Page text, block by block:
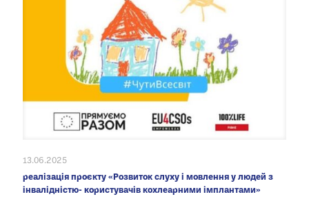
13.06.2025
реалізація проєкту «Розвиток слуху і мовлення у людей з
інвалідністю- користувачів кохлеарними імплантами»